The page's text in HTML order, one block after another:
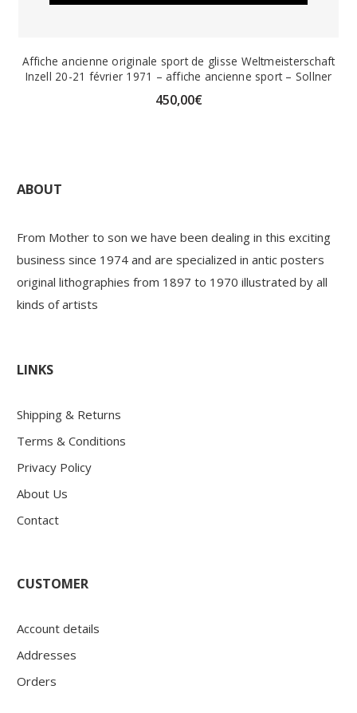
Affiche ancienne originale sport de glisse Weltmeisterschaft
Inzell 20-21 février 1971 – affiche ancienne sport – Sollner
450,00€
ABOUT
From Mother to son we have been dealing in this exciting
business since 1974 and are specialized in antic posters
original lithographies from 1897 to 1970 illustrated by all
kinds of artists
LINKS
Shipping & Returns
Terms & Conditions
Privacy Policy
About Us
Contact
CUSTOMER
Account details
Addresses
Orders